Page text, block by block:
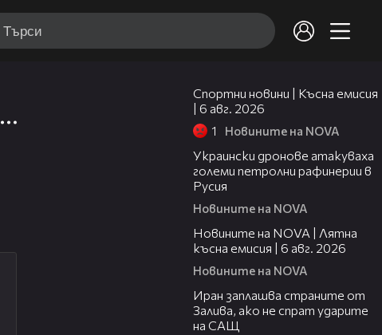
Спортни новини | Късна емисия
| 6 авг. 2026
1 Новините на NOVA
Украински дронове атакуваха
големи петролни рафинерии в
Русия
Новините на NOVA
Новините на NOVA | Лятна
късна емисия | 6 авг. 2026
Новините на NOVA
Иран заплашва страните от
Залива, ако не спрат ударите
на САЩ